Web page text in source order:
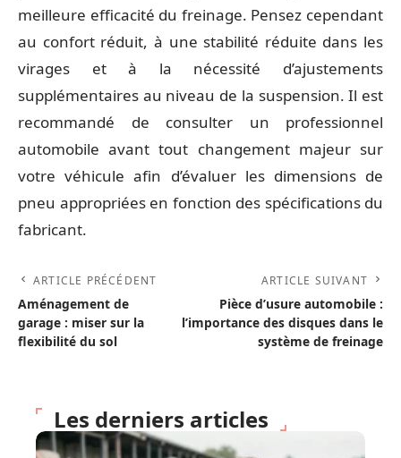
meilleure efficacité du freinage. Pensez cependant
au confort réduit, à une stabilité réduite dans les
virages et à la nécessité d’ajustements
supplémentaires au niveau de la suspension. Il est
recommandé de consulter un professionnel
automobile avant tout changement majeur sur
votre véhicule afin d’évaluer les dimensions de
pneu appropriées en fonction des spécifications du
fabricant.
ARTICLE PRÉCÉDENT
Aménagement de
garage : miser sur la
flexibilité du sol
ARTICLE SUIVANT
Pièce d’usure automobile :
l’importance des disques dans le
système de freinage
Les derniers articles